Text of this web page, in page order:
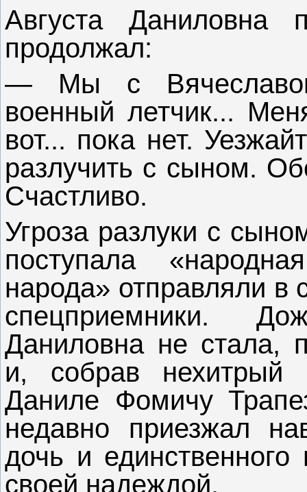
Августа Даниловна
продолжал:
— Мы с
военный летчик...
вот... пока нет.
разлучить с сыном.
Счастливо.
Угроза разлуки с
поступала
народа» отправляли в
спецприемники.
Даниловна не стала,
и, собрав нехитрый
Даниле Фомичу
недавно приезжал
дочь и единственного
своей надеждой.